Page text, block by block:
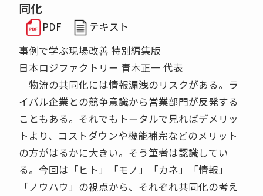
同化
PDF
テキスト
事例で学ぶ現場改善 特別編集版
日本ロジファクトリー 青木正一 代表
物流の共同化には情報漏洩のリスクがある。ラ
イバル企業との競争意識から営業部門が反発する
こともある。それでもトータルで見ればデメリッ
トより、コストダウンや機能補完などのメリット
の方がはるかに大きい。そう筆者は認識してい
る。今回は「ヒト」「モノ」「カネ」「情報」
「ノウハウ」の視点から、それぞれ共同化の考え